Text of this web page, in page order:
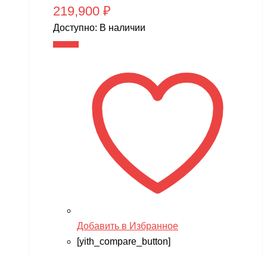
219,900 ₽
Доступно: В наличии
Добавить в Избранное
[yith_compare_button]